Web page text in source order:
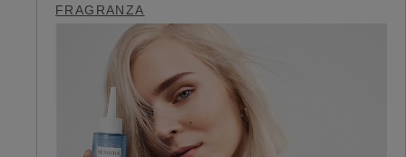
FRAGRANZA